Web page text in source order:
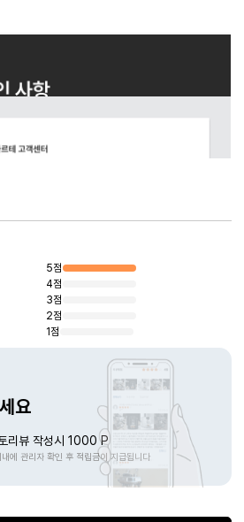
5점
4점
3점
2점
1점
요
리뷰 작성시 1000 P
에 관리자 확인 후 적립금이 지급됩니다